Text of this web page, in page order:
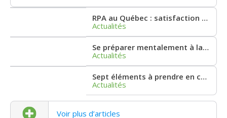
RPA au Québec : satisfaction et point critique
Actualités
Se préparer mentalement à la retraite
Actualités
Sept éléments à prendre en considération lorsque l’on envisage de s’installer en résidence
Actualités
Voir plus d’articles